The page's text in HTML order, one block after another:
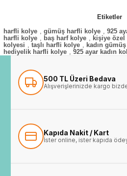
Etiketler
harfli kolye , gümüş harfli kolye , 925
harfli kolye , baş harf kolye , kişiye
kolyesi , taşlı harfli kolye , kadın
hediyelik harfli kolye , 925 ayar kadın
500 TL Üzeri Bedava
Alışverişlerinizde kargo
Kapıda Nakit / Kart
İster online, ister kapıda